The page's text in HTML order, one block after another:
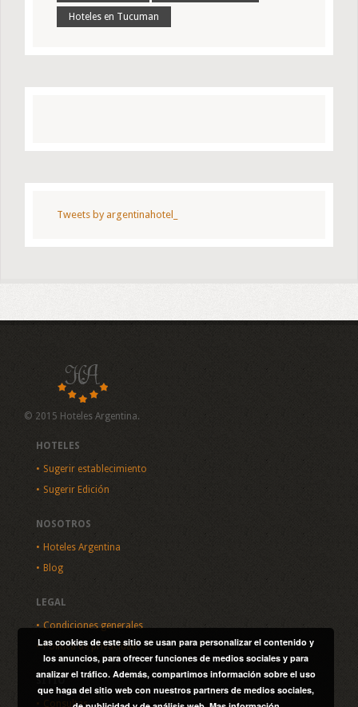
Hoteles en Tucuman
Tweets by argentinahotel_
© 2015 Hoteles Argentina.
HOTELES
Sugerir establecimiento
Sugerir Edición
NOSOTROS
Hoteles Argentina
Blog
LEGAL
Condiciones generales
Política de privacidad
SITIO
Consultas
Las cookies de este sitio se usan para personalizar el contenido y
los anuncios, para ofrecer funciones de medios sociales y para
analizar el tráfico. Además, compartimos información sobre el uso
que haga del sitio web con nuestros partners de medios sociales,